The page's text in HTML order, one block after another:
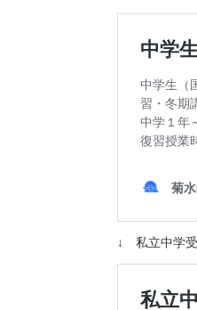
↓ 私立中学受